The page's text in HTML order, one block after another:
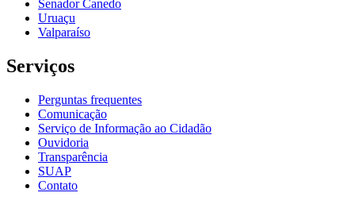
Senador Canedo
Uruaçu
Valparaíso
Serviços
Perguntas frequentes
Comunicação
Serviço de Informação ao Cidadão
Ouvidoria
Transparência
SUAP
Contato